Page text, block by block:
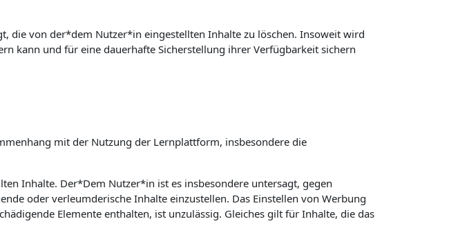
die von der*dem Nutzer*in eingestellten Inhalte zu löschen. Insoweit wird
kann und für eine dauerhafte Sicherstellung ihrer Verfügbarkeit sichern
mit der Nutzung der Lernplattform, insbesondere die
Inhalte. Der*Dem Nutzer*in ist es insbesondere untersagt, gegen
oder verleumderische Inhalte einzustellen. Das Einstellen von Werbung
Elemente enthalten, ist unzulässig. Gleiches gilt für Inhalte, die das